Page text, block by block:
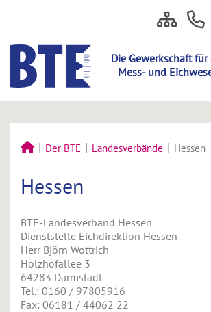
Der BTE Landesverbände Hessen
Hessen
BTE-Landesverband Hessen
Dienststelle Eichdirektion Hessen
Herr Björn Wottrich
Holzhofallee 3
64283 Darmstadt
Tel.: 0160 / 97805916
Fax: 06181 / 44062 22